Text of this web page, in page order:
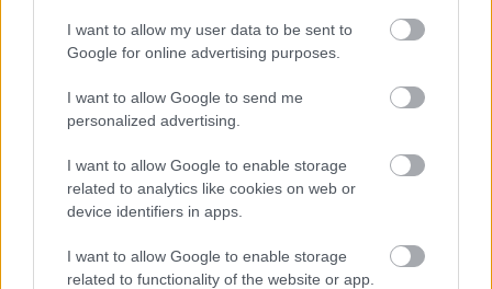
I want to allow my user data to be sent to
Google for online advertising purposes.
I want to allow Google to send me
personalized advertising.
I want to allow Google to enable storage
related to analytics like cookies on web or
device identifiers in apps.
I want to allow Google to enable storage
related to functionality of the website or app.